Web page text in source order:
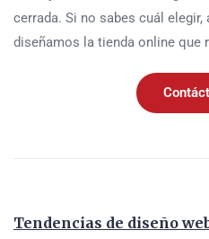
cerrada. Si no sabes cuál
diseñamos la tienda online que
Tendencias de diseño